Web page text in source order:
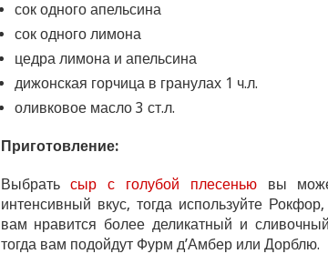
сок одного апельсина
сок одного лимона
цедра лимона и апельсина
дижонская горчица в гранулах 1 ч.л.
оливковое масло 3 ст.л.
Приготовление:
Выбратьсыр с голубой плесеньювы
интенсивный вкус, тогда используйте
вам нравится более деликатный и
тогда вам подойдут Фурм д’Амбер или Дорблю.